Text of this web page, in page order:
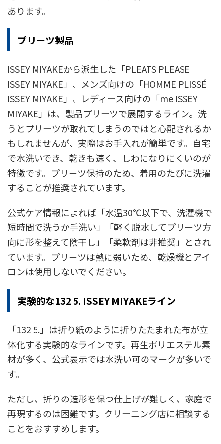
あります。
プリーツ製品
ISSEY MIYAKEから派生した「PLEATS PLEASE
ISSEY MIYAKE」、メンズ向けの「HOMME PLISSÉ
ISSEY MIYAKE」、レディース向けの「me ISSEY
MIYAKE」は、製品プリーツで展開するライン。洗
うとプリーツが取れてしまうのではと心配されるか
もしれませんが、実際はお手入れが簡単です。自宅
で水洗いでき、乾きも速く、しわになりにくいのが
特徴です。プリーツ保持のため、着用のたびに洗濯
することが推奨されています。
公式ケア情報によれば「水温30℃以下で、洗濯機で
短時間で洗うか手洗い」「軽く脱水してプリーツ方
向に形を整えて陰干し」「柔軟剤は非推奨」とされ
ています。プリーツは熱に弱いため、乾燥機とアイ
ロンは使用しないでください。
実験的な132 5. ISSEY MIYAKEライン
「132 5.」は折り紙のように折りたたまれた布が立
体化する実験的なラインです。再生ポリエステル素
材が多く、公式表示では水洗い可のマークが多いで
す。
ただし、折りの造形を保つ仕上げが難しく、家庭で
再現するのは困難です。クリーニング店に相談する
ことをおすすめします。